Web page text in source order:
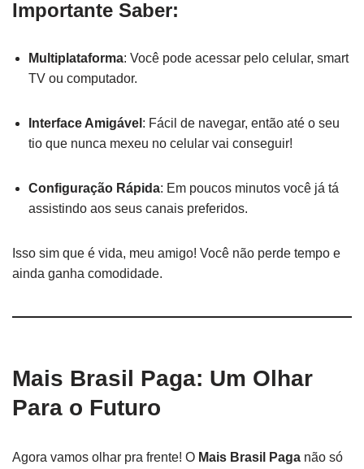
Importante Saber:
Multiplataforma: Você pode acessar pelo celular, smart
TV ou computador.
Interface Amigável : Fácil de navegar, então até o seu
tio que nunca mexeu no celular vai conseguir!
Configuração Rápida: Em poucos minutos você já tá
assistindo aos seus canais preferidos.
Isso sim que é vida, meu amigo! Você não perde tempo e
ainda ganha comodidade.
Mais Brasil Paga: Um Olhar
Para o Futuro
Agora vamos olhar pra frente! O Mais Brasil Paga não só